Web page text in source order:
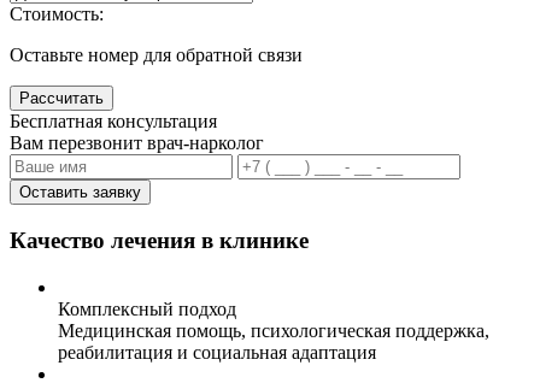
Стоимость:
Оставьте номер для обратной связи
Рассчитать
Бесплатная консультация
Вам перезвонит врач-нарколог
Оставить заявку
Качество лечения в клинике
Комплексный подход
Медицинская помощь, психологическая поддержка,
реабилитация и социальная адаптация